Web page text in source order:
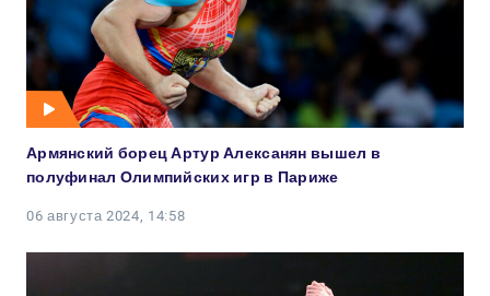
Армянский борец Артур Алексанян вышел в
полуфинал Олимпийских игр в Париже
06 августа 2024, 14:58